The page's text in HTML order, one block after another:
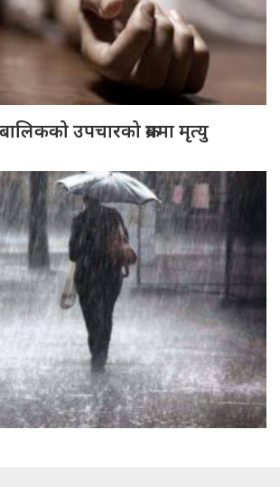
उपचारको क्रममा मृत्यु